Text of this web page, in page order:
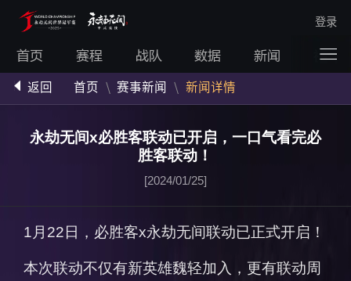
登录
首页 赛程 战队 数据 新闻 视频
返回 首页 \ 赛事新闻 \ 新闻详情
永劫无间x必胜客联动已开启，一口气看完必
胜客联动！
[2024/01/25]
1月22日，必胜客x永劫无间联动已正式开启！
本次联动不仅有新英雄魏轻加入，更有联动周